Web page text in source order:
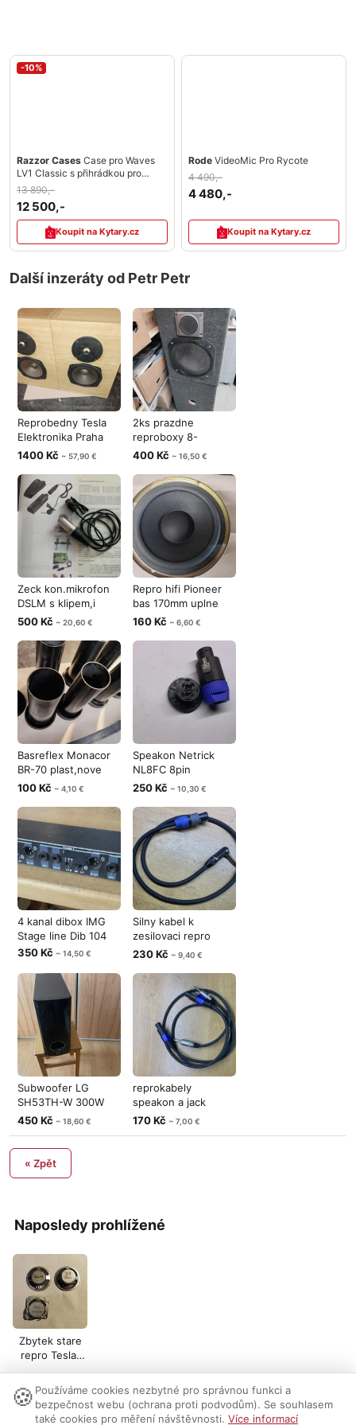
Naposledy prohlížené
Zbytek stare
repro Tesla,
pro re
-10%
Razzor Cases Case pro Waves
LV1 Classic s přihrádkou pro
příslušenství
13 890,-
12 500,-
Koupit na Kytary.cz
Rode VideoMic Pro Rycote
4 490,-
4 480,-
Koupit na Kytary.cz
Další inzeráty od Petr Petr
Reprobedny Tesla
Elektronika Praha
RS128 vc k
1400 Kč ~ 57,90 €
2ks prazdne
reproboxy 8-
10”repro a tweeter, r
400 Kč ~ 16,50 €
Zeck kon.mikrofon
DSLM s klipem,i
namontovat
500 Kč ~ 20,60 €
Repro hifi Pioneer
bas 170mm uplne
nove nepou
160 Kč ~ 6,60 €
Basreflex Monacor
BR-70 plast,nove
posledni
100 Kč ~ 4,10 €
Speakon Netrick
NL8FC 8pin
konektor na kabel
250 Kč ~ 10,30 €
4 kanal dibox IMG
Stage line Dib 104
350 Kč ~ 14,50 €
Silny kabel k
zesilovaci repro
speakon Neutri
230 Kč ~ 9,40 €
Subwoofer LG
SH53TH-W 300W
PGM
450 Kč ~ 18,60 €
reprokabely
speakon a jack
,nepouzite 4ks,
170 Kč ~ 7,00 €
« Zpět
Nastavení cookies | Vzhled:světlý tmavý | Kontakt
🍪 Používáme cookies nezbytné pro správnou funkci a
bezpečnost webu (ochrana proti podvodům). Se souhlasem
také cookies pro měření návštěvnosti. Více informací